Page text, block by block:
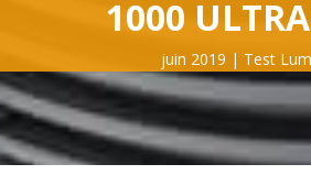
1000
juin 2019 Test